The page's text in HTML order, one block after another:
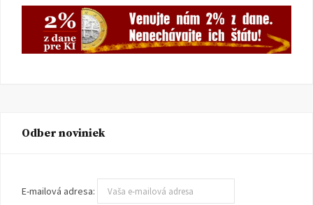
Odber noviniek
E-mailová adresa: